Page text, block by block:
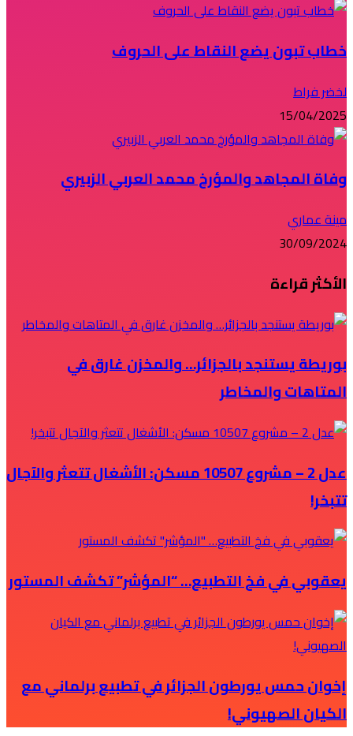
خطاب تبون يضع النقاط على الحروف
لخضر فراط
15/04/2025
وفاة المجاهد والمؤرخ محمد العربي الزبيري
مينة عماري
30/09/2024
الأكثر قراءة
بوريطة يستنجد بالجزائر… والمخزن غارق في
المتاهات والمخاطر
عدل 2 – مشروع 10507 مسكن: الأشغال تتعثر والآجال
تتبخر!
يعقوبي في فخ التطبيع… “المؤشر” تكشف المستور
إخوان حمس يورطون الجزائر في تطبيع برلماني مع
الكيان الصهيوني!